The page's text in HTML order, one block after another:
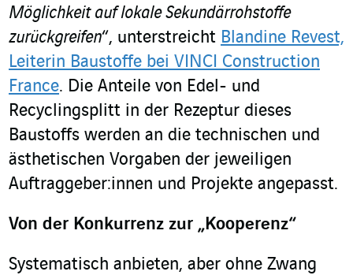
Möglichkeit auf lokale Sekundärrohstoffe
zurückgreifen“, unterstreicht Blandine Revest,
Leiterin Baustoffe bei VINCI Construction
France. Die Anteile von Edel- und
Recyclingsplitt in der Rezeptur dieses
Baustoffs werden an die technischen und
ästhetischen Vorgaben der jeweiligen
Auftraggeber:innen und Projekte angepasst.
Von der Konkurrenz zur „Kooperenz“
Systematisch anbieten, aber ohne Zwang